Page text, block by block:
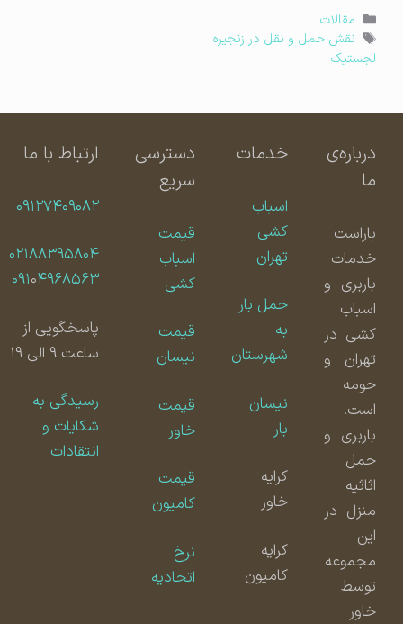
دسته‌ها
مقالات
برچسب‌ها
نقش حمل و نقل در زنجیره
لجستیک
درباره‌ی
باراست
خدمات
باربری و
اسباب
کشی در
تهران و
حومه
است.
باربری و
حمل
اثاثیه
منزل در
مجموعه
توسط
خدمات
اسباب
کشی
تهران
حمل بار
شهرستان
نیسان
کامیون
دسترسی
سریع
قیمت
اسباب
کشی
قیمت
نیسان
قیمت
قیمت
کامیون
اتحادیه
ارتباط با ما
۰۹۱۲۷۴۰۹۰۸۲
۰۲۱۸۸۳۹۵۸۰۴
۰۹۱۰۴۹۶۸۵۶۳
پاسخگویی از
ساعت ۹ الی ۱۹
رسیدگی به
شکایات و
انتقادات